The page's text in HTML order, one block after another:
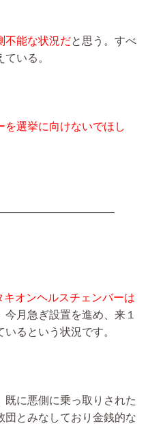
不能な状況だと思う。すべ
いる。
を選挙に向けないでほし
オンヘルスチェンバーは
今月急ぎ設置を進め、来１
るという状況です。
に悪側に乗っ取りされた
団とみなしており金銭的な